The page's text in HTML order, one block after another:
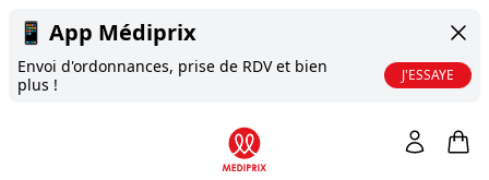
📱 App Médiprix
Envoi d'ordonnances, prise de RDV et bien
plus !
J'ESSAYE